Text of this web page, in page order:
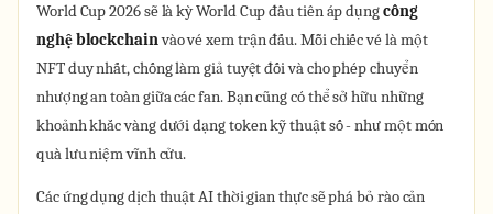
World Cup 2026 sẽ là kỳ World Cup đầu tiên áp dụngcông
nghệ blockchainvào vé xem trận đấu. Mỗi chiếc vé là một
NFT duy nhất, chống làm giả tuyệt đối và cho phép chuyển
nhượng an toàn giữa các fan. Bạn cũng có thể sở hữu những
khoảnh khắc vàng dưới dạng token kỹ thuật số - như một món
quà lưu niệm vĩnh cửu.
Các ứng dụng dịch thuật AI thời gian thực sẽ phá bỏ rào cản